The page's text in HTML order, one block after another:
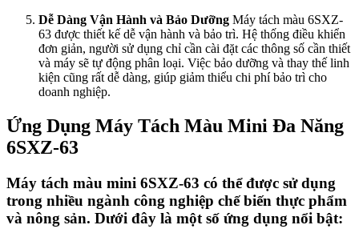
Dễ Dàng Vận Hành và Bảo Dưỡng Máy tách màu 6SXZ-
63 được thiết kế dễ vận hành và bảo trì. Hệ thống điều khiển
đơn giản, người sử dụng chỉ cần cài đặt các thông số cần thiết
và máy sẽ tự động phân loại. Việc bảo dưỡng và thay thế linh
kiện cũng rất dễ dàng, giúp giảm thiểu chi phí bảo trì cho
doanh nghiệp.
Ứng Dụng Máy Tách Màu Mini Đa Năng
6SXZ-63
Máy tách màu mini 6SXZ-63 có thể được sử dụng
trong nhiều ngành công nghiệp chế biến thực phẩm
và nông sản. Dưới đây là một số ứng dụng nổi bật: